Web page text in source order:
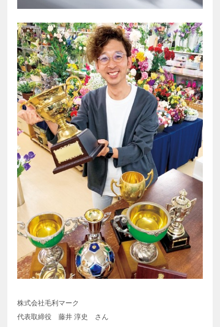
株式会社毛利マーク
代表取締役 藤井 淳史 さん